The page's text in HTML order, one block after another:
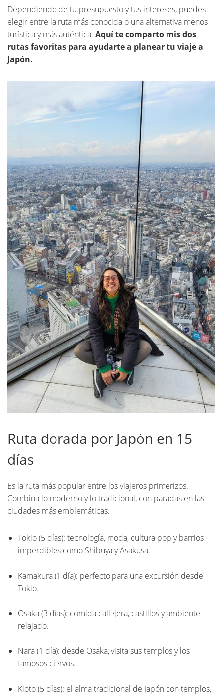
Dependiendo de tu presupuesto y tus intereses, puedes
elegir entre la ruta más conocida o una alternativa menos
turística y más auténtica. Aquí te comparto mis dos
rutas favoritas para ayudarte a planear tu viaje a
Japón.
Ruta dorada por Japón en 15
días
Es la ruta más popular entre los viajeros primerizos.
Combina lo moderno y lo tradicional, con paradas en las
ciudades más emblemáticas.
Tokio (5 días): tecnología, moda, cultura pop y barrios
imperdibles como Shibuya y Asakusa.
Kamakura (1 día): perfecto para una excursión desde
Tokio.
Osaka (3 días): comida callejera, castillos y ambiente
relajado.
Nara (1 día): desde Osaka, visita sus templos y los
famosos ciervos.
Kioto (5 días): el alma tradicional de Japón con templos,